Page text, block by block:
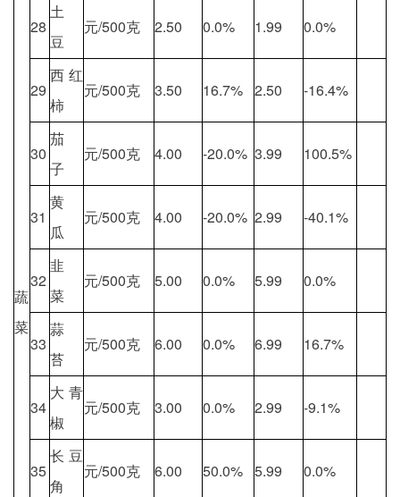
蔬
菜
28
土
豆
元/500克 2.50 0.0% 1.99 0.0%
29
西红
柿
元/500克 3.50 16.7% 2.50 -16.4%
30
茄
子
元/500克 4.00 -20.0% 3.99 100.5%
31
黄
瓜
元/500克 4.00 -20.0% 2.99 -40.1%
32
韭
菜
元/500克 5.00 0.0% 5.99 0.0%
33
蒜
苔
元/500克 6.00 0.0% 6.99 16.7%
34
大青
椒
元/500克 3.00 0.0% 2.99 -9.1%
35
长豆
角
元/500克 6.00 50.0% 5.99 0.0%